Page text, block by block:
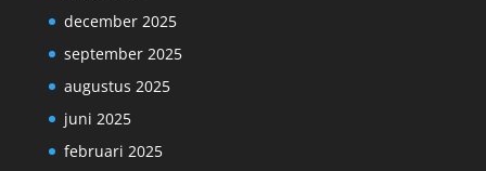
december 2025
september 2025
augustus 2025
juni 2025
februari 2025